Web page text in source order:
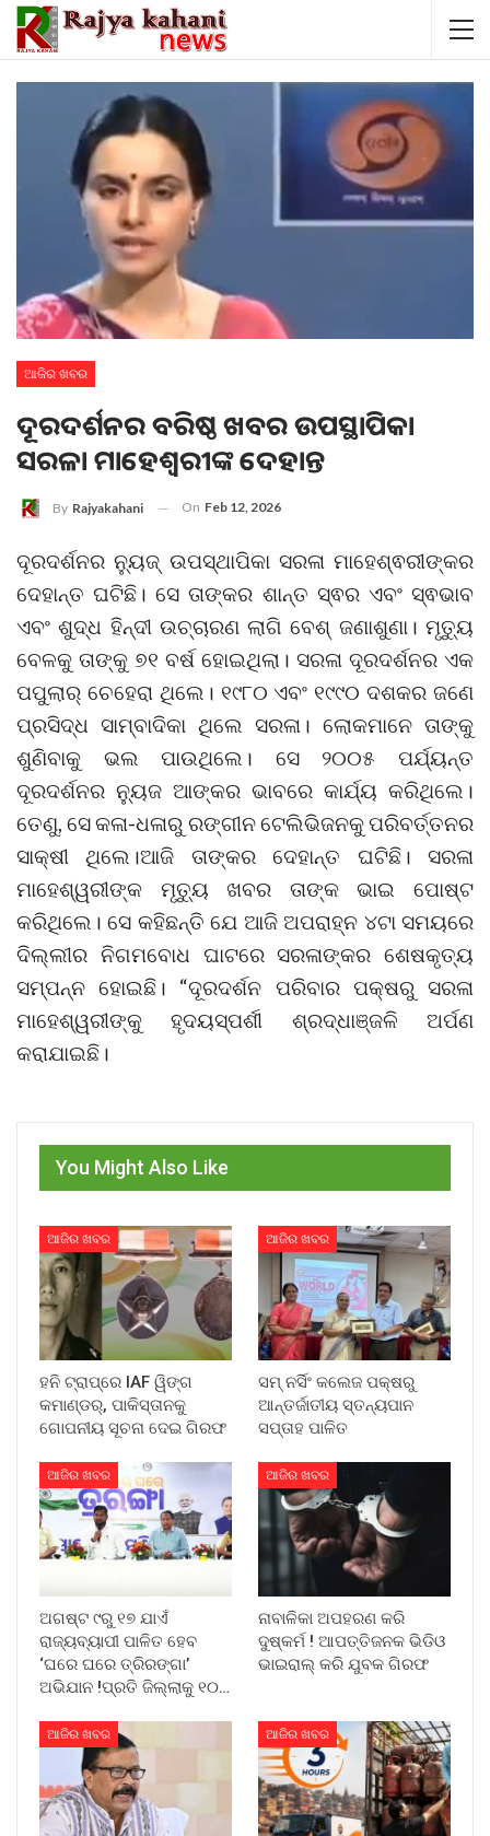
ଆଜିର ଖବର
ଦୂରଦର୍ଶନର ବରିଷ୍ଠ ଖବର ଉପସ୍ଥାପିକା
ସରଳା ମାହେଶ୍ଵରୀଙ୍କ ଦେହାନ୍ତ
By Rajyakahani On Feb 12, 2026
ଦୂରଦର୍ଶନର ନ୍ୟୁଜ୍ ଉପସ୍ଥାପିକା ସରଳା ମାହେଶ୍ଵରୀଙ୍କର
ଦେହାନ୍ତ ଘଟିଛି। ସେ ତାଙ୍କର ଶାନ୍ତ ସ୍ଵର ଏବଂ ସ୍ଵଭାବ
ଏବଂ ଶୁଦ୍ଧ ହିନ୍ଦୀ ଉଚ୍ଚାରଣ ଲାଗି ବେଶ୍ ଜଣାଶୁଣା। ମୃତ୍ୟୁ
ବେଳକୁ ତାଙ୍କୁ ୭୧ ବର୍ଷ ହୋଇଥିଲା। ସରଳା ଦୂରଦର୍ଶନର ଏକ
ପପୁଲାର୍ ଚେହେରା ଥିଲେ। ୧୯୮୦ ଏବଂ ୧୯୯୦ ଦଶକର ଜଣେ
ପ୍ରସିଦ୍ଧ ସାମ୍ବାଦିକା ଥିଲେ ସରଳା। ଲୋକମାନେ ତାଙ୍କୁ
ଶୁଣିବାକୁ ଭଲ ପାଉଥିଲେ। ସେ ୨୦୦୫ ପର୍ଯ୍ୟନ୍ତ
ଦୂରଦର୍ଶନର ନ୍ୟୁଜ ଆଙ୍କର ଭାବରେ କାର୍ଯ୍ୟ କରିଥିଲେ।
ତେଣୁ, ସେ କଳା-ଧଳାରୁ ରଙ୍ଗୀନ ଟେଲିଭିଜନକୁ ପରିବର୍ତ୍ତନର
ସାକ୍ଷୀ ଥିଲେ।ଆଜି ତାଙ୍କର ଦେହାନ୍ତ ଘଟିଛି। ସରଳା
ମାହେଶ୍ୱରୀଙ୍କ ମୃତ୍ୟୁ ଖବର ତାଙ୍କ ଭାଇ ପୋଷ୍ଟ
କରିଥିଲେ। ସେ କହିଛନ୍ତି ଯେ ଆଜି ଅପରାହ୍ନ ୪ଟା ସମୟରେ
ଦିଲ୍ଲୀର ନିଗମବୋଧ ଘାଟରେ ସରଳାଙ୍କର ଶେଷକୃତ୍ୟ
ସମ୍ପନ୍ନ ହୋଇଛି। “ଦୂରଦର୍ଶନ ପରିବାର ପକ୍ଷରୁ ସରଳା
ମାହେଶ୍ୱରୀଙ୍କୁ ହୃଦୟସ୍ପର୍ଶୀ ଶ୍ରଦ୍ଧାଞ୍ଜଳି ଅର୍ପଣ
କରାଯାଇଛି।
You Might Also Like
ଆଜିର ଖବର
ହନି ଟ୍ରାପ୍‌ରେ IAF ୱିଙ୍ଗ
କମାଣ୍ଡର୍, ପାକିସ୍ତାନକୁ
ଗୋପନୀୟ ସୂଚନା ଦେଇ ଗିରଫ
ଆଜିର ଖବର
ସମ୍ ନର୍ସିଂ କଲେଜ ପକ୍ଷରୁ
ଆନ୍ତର୍ଜାତୀୟ ସ୍ତନ୍ୟପାନ
ସପ୍ତାହ ପାଳିତ
ଆଜିର ଖବର
ଅଗଷ୍ଟ ୯ରୁ ୧୭ ଯାଏଁ
ରାଜ୍ୟବ୍ୟାପୀ ପାଳିତ ହେବ
‘ଘରେ ଘରେ ତ୍ରିରଙ୍ଗା’
ଅଭିଯାନ !ପ୍ରତି ଜିଲ୍ଲାକୁ ୧୦…
ଆଜିର ଖବର
ନାବାଳିକା ଅପହରଣ କରି
ଦୁଷ୍କର୍ମ ! ଆପତ୍ତିଜନକ ଭିଡିଓ
ଭାଇରାଲ୍ କରି ଯୁବକ ଗିରଫ
ଆଜିର ଖବର ଆଜିର ଖବର